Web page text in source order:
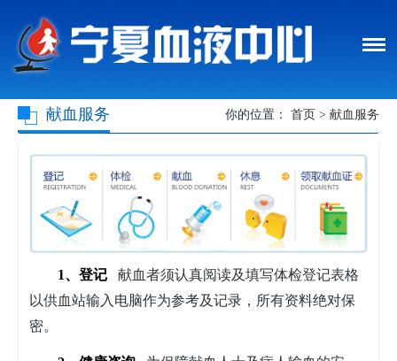
献血服务 你的位置： 首页 > 献血服务
1、登记
献血者须认真阅读及填写体检登记表格
以供血站输入电脑作为参考及记录，所有资料绝对保
密。